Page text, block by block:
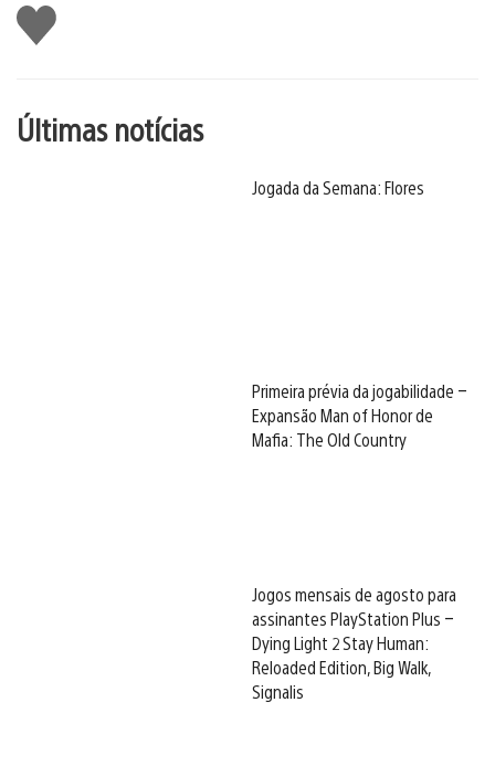
Curtir
Últimas notícias
Jogada da Semana: Flores
Primeira prévia da jogabilidade –
Expansão Man of Honor de
Mafia: The Old Country
Jogos mensais de agosto para
assinantes PlayStation Plus –
Dying Light 2 Stay Human:
Reloaded Edition, Big Walk,
Signalis